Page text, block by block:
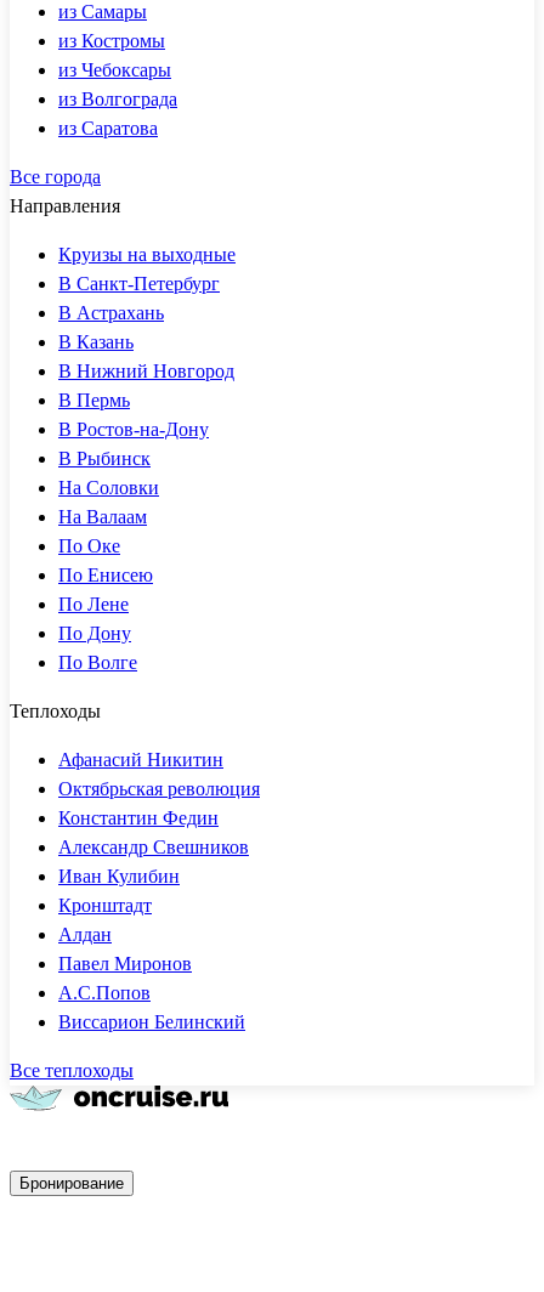
из Самары
из Костромы
из Чебоксары
из Волгограда
из Саратова
Все города
Направления
Круизы на выходные
В Санкт-Петербург
В Астрахань
В Казань
В Нижний Новгород
В Пермь
В Ростов-на-Дону
В Рыбинск
На Соловки
На Валаам
По Оке
По Енисею
По Лене
По Дону
По Волге
Теплоходы
Афанасий Никитин
Октябрьская революция
Константин Федин
Александр Свешников
Иван Кулибин
Кронштадт
Алдан
Павел Миронов
А.С.Попов
Виссарион Белинский
Все теплоходы
Бронирование